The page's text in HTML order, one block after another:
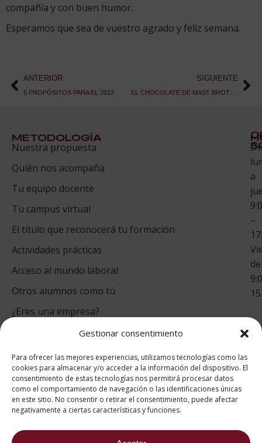
Gestionar consentimiento
Para ofrecer las mejores experiencias, utilizamos tecnologías como las
cookies para almacenar y/o acceder a la información del dispositivo. El
consentimiento de estas tecnologías nos permitirá procesar datos
como el comportamiento de navegación o las identificaciones únicas
en este sitio. No consentir o retirar el consentimiento, puede afectar
negativamente a ciertas características y funciones.
compañía y con buen humor.
Esperamos que sea de vuestro agrado y feliz semana.
ANTERIOR
5 PROPÓSITOS PARA EL 2013
SIGUIENTE
EL CHOCOLATE DE MAST BROTHERS
METODOLOGÍA
Nuestra propuesta
Quién nos acompaña
Tu equipo docente
Tu campus virtual
El título que reconocerá tu formación
Actividades prácticas
Acceso al mundo laboral
Otros alumnos como tú
¿Eres una empresa?
Te
De
a
–
de
puntuación para ESAH
9.2/10
basado en1332
Valoraciones soportado por
eKomi